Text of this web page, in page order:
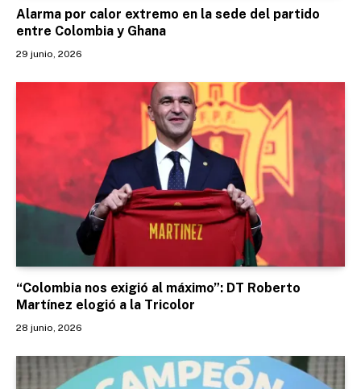
Alarma por calor extremo en la sede del partido
entre Colombia y Ghana
29 junio, 2026
“Colombia nos exigió al máximo”: DT Roberto
Martínez elogió a la Tricolor
28 junio, 2026